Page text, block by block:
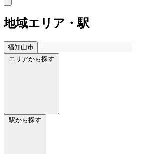
地域エリア・駅
福知山市
エリアから探す
駅から探す